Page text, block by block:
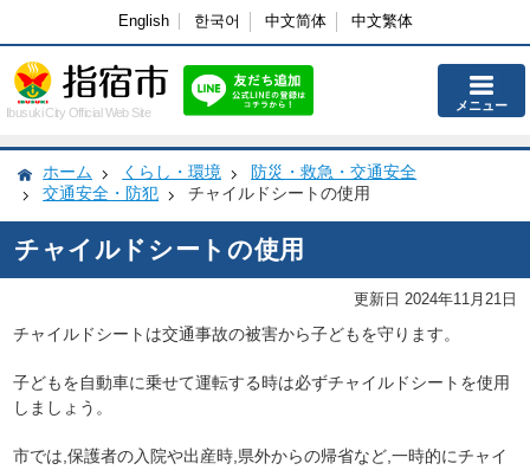
English 한국어 中文简体 中文繁体
Ibusuki City Official Web Site メニュー
ホーム くらし・環境
防災・救急・交通安全
交通安全・防犯
チャイルドシートの使用
チャイルドシートの使用
更新日 2024年11月21日
チャイルドシートは交通事故の被害から子どもを守ります。
子どもを自動車に乗せて運転する時は必ずチャイルドシートを使用
しましょう。
市では,保護者の入院や出産時,県外からの帰省など,一時的にチャイ